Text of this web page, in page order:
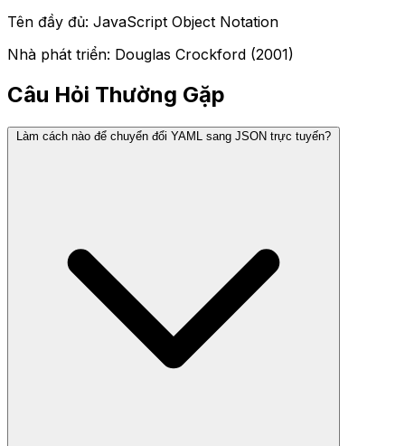
Tên đầy đủ: JavaScript Object Notation
Nhà phát triển: Douglas Crockford (2001)
Câu Hỏi Thường Gặp
Làm cách nào để chuyển đổi YAML sang JSON trực tuyến?